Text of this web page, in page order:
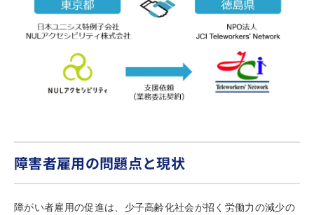
障害者雇用の問題点と現状
障がい者雇用の促進は、少子高齢化社会が招く労働力の減少の